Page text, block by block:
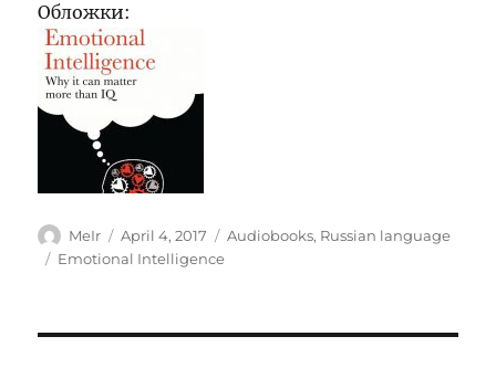
Обложки:
Author
MeIr
Posted
on
April 4, 2017 Categories
Audiobooks, Russian language
Tags
Emotional Intelligence